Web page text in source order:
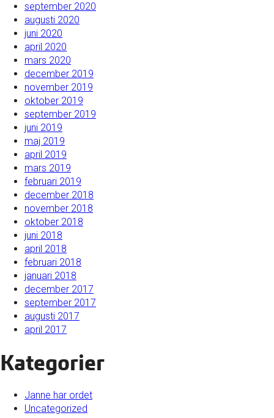
september 2020
augusti 2020
juni 2020
april 2020
mars 2020
december 2019
november 2019
oktober 2019
september 2019
juni 2019
maj 2019
april 2019
mars 2019
februari 2019
december 2018
november 2018
oktober 2018
juni 2018
april 2018
februari 2018
januari 2018
december 2017
september 2017
augusti 2017
april 2017
Kategorier
Janne har ordet
Uncategorized